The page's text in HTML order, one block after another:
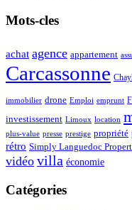
Mots-cles
achat agence appartement
Carcassonne
immobilier drone Emploi emprunt
investissement Limoux location
plus-value presse prestige propriété
rétro Simply Languedoc
vidéo villa économie
Catégories